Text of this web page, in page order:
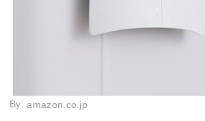
By:amazon.co.jp